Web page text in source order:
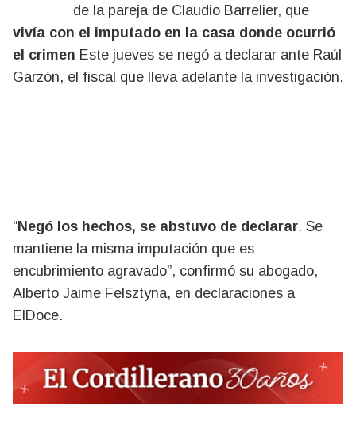
de la pareja de Claudio Barrelier, que
vivía con el imputado en la casa donde ocurrió
el crimen Este jueves se negó a declarar ante Raúl
Garzón, el fiscal que lleva adelante la investigación.
“Negó los hechos, se abstuvo de declarar. Se
mantiene la misma imputación que es
encubrimiento agravado”, confirmó su abogado,
Alberto Jaime Felsztyna, en declaraciones a
ElDoce.